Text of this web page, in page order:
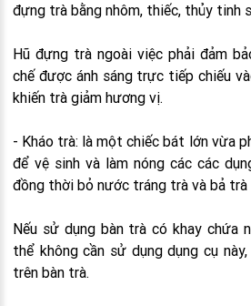
đựng trà bằng nhôm, thiếc, thủy tinh
Hũ đựng trà ngoài việc phải đảm
chế được ánh sáng trực tiếp chiếu
khiến trà giảm hương vị.
- Kháo trà: là một chiếc bát lớn vừa
để vệ sinh và làm nóng các các
đồng thời bỏ nước tráng trà và bả trà
Nếu sử dụng bàn trà có khay chứa
thể không cần sử dụng dụng cụ
trên bàn trà.